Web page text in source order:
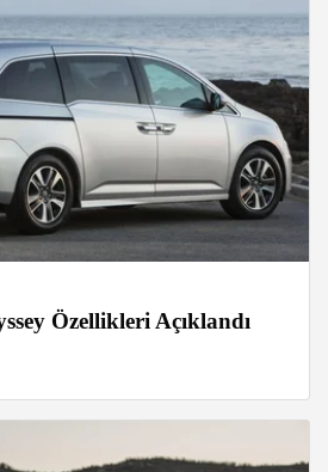
Özellikleri Açıklandı